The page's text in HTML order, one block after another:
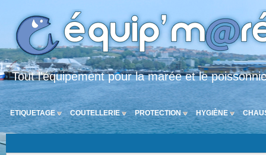
Tout l'équipement pour la marée et le
ETIQUETAGE COUTELLERIE PROTECTION HYGIÈNE